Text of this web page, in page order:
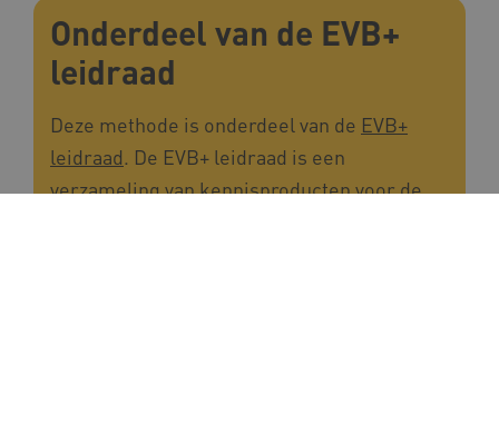
Onderdeel van de EVB+
leidraad
Deze methode is onderdeel van de EVB+
leidraad. De EVB+ leidraad is een
verzameling van kennisproducten voor de